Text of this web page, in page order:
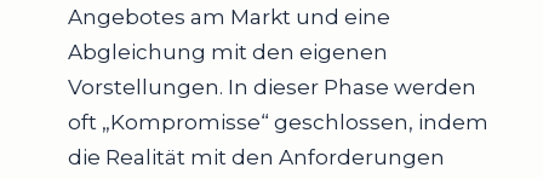
Angebotes am Markt und eine
Abgleichung mit den eigenen
Vorstellungen. In dieser Phase werden
oft „Kompromisse“ geschlossen, indem
die Realität mit den Anforderungen